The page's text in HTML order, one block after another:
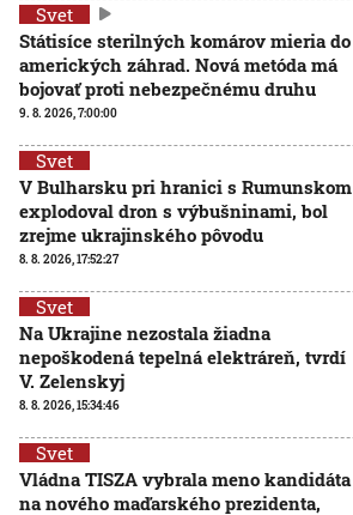
Svet
Státisíce sterilných komárov mieria do
amerických záhrad. Nová metóda má
bojovať proti nebezpečnému druhu
9. 8. 2026, 7:00:00
Svet
V Bulharsku pri hranici s Rumunskom
explodoval dron s výbušninami, bol
zrejme ukrajinského pôvodu
8. 8. 2026, 17:52:27
Svet
Na Ukrajine nezostala žiadna
nepoškodená tepelná elektráreň, tvrdí
V. Zelenskyj
8. 8. 2026, 15:34:46
Svet
Vládna TISZA vybrala meno kandidáta
na nového maďarského prezidenta,